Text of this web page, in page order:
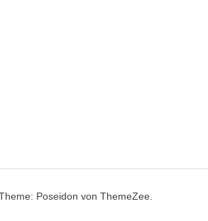
Poseidon von ThemeZee.